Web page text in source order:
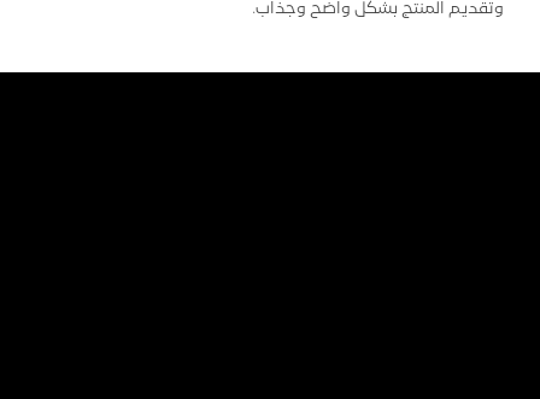
وتقديم المنتج بشكل واضح وجذاب.